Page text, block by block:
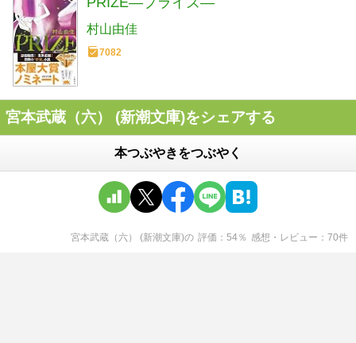
村山由佳
7082
宮本武蔵（六） (新潮文庫)をシェアする
本つぶやきをつぶやく
宮本武蔵（六） (新潮文庫)の 評価 54％ 感想・レビュー 70件